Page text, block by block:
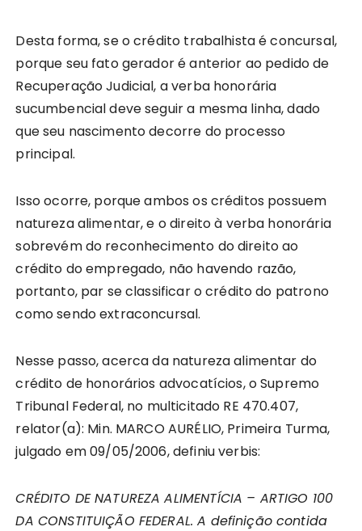
Desta forma, se o crédito trabalhista é concursal,
porque seu fato gerador é anterior ao pedido de
Recuperação Judicial, a verba honorária
sucumbencial deve seguir a mesma linha, dado
que seu nascimento decorre do processo
principal.
Isso ocorre, porque ambos os créditos possuem
natureza alimentar, e o direito à verba honorária
sobrevém do reconhecimento do direito ao
crédito do empregado, não havendo razão,
portanto, par se classificar o crédito do patrono
como sendo extraconcursal.
Nesse passo, acerca da natureza alimentar do
crédito de honorários advocatícios, o Supremo
Tribunal Federal, no multicitado RE 470.407,
relator(a): Min. MARCO AURÉLIO, Primeira Turma,
julgado em 09/05/2006, definiu verbis:
CRÉDITO DE NATUREZA ALIMENTÍCIA – ARTIGO 100
DA CONSTITUIÇÃO FEDERAL. A definição contida